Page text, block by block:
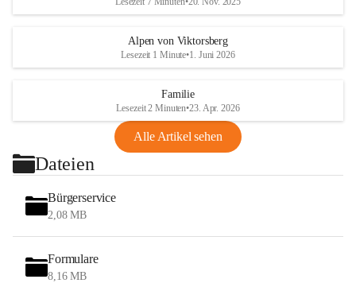
Alpen von Viktorsberg
Lesezeit 1 Minute•1. Juni 2026
Familie
Lesezeit 2 Minuten•23. Apr. 2026
Alle Artikel sehen
Dateien
Bürgerservice
2,08 MB
Formulare
8,16 MB